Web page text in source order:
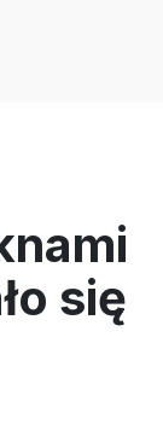
się